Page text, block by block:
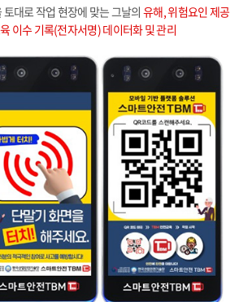
대로 작업 현장에 맞는 그날의유해, 위험요인 제공
이수 기록(전자서명) 데이터화 및 관리